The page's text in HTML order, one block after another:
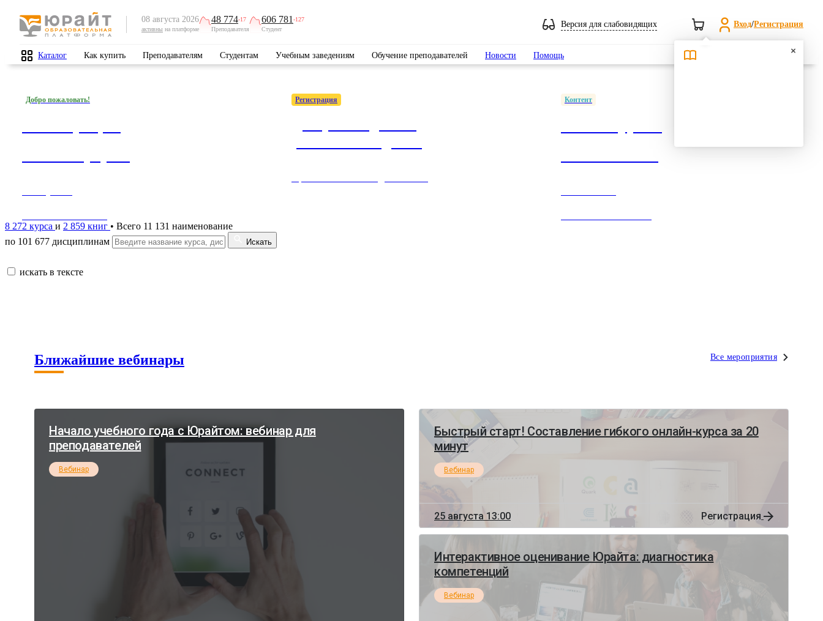
08 августа 2026
активны на платформе
48 774-17
Преподавателя
606 781 -127
Студент
Версия для слабовидящих Вход/Регистрация
Каталог Как купить Преподавателям Студентам Учебным заведениям Обучение преподавателей Новости Помощь Поиск
Добро пожаловать! Регистрация Контент
8 272 курса и 2 859 книг • Всего 11 131 наименование
по 101 677 дисциплинам
Искать
искать в тексте
Ближайшие вебинары Все мероприятия
Начало учебного года с Юрайтом: вебинар для
преподавателей
Вебинар
Быстрый старт! Составление гибкого онлайн-курса за 20
минут
Вебинар
25 августа 13:00 Регистрация
Интерактивное оценивание Юрайта: диагностика
компетенций
Вебинар